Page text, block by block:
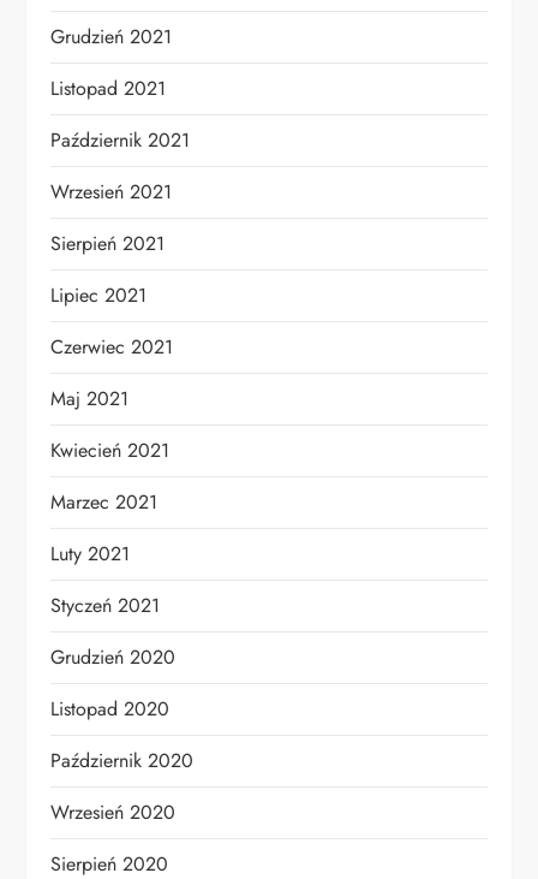
Grudzień 2021
Listopad 2021
Październik 2021
Wrzesień 2021
Sierpień 2021
Lipiec 2021
Czerwiec 2021
Maj 2021
Kwiecień 2021
Marzec 2021
Luty 2021
Styczeń 2021
Grudzień 2020
Listopad 2020
Październik 2020
Wrzesień 2020
Sierpień 2020